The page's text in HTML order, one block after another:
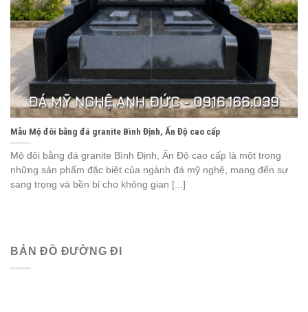
Mẫu Mộ đôi bằng đá granite Bình Định, Ấn Độ cao cấp
Mộ đôi bằng đá granite Bình Định, Ấn Độ cao cấp là một trong
những sản phẩm đặc biệt của ngành đá mỹ nghệ, mang đến sự
sang trọng và bền bỉ cho không gian [...]
BẢN ĐỒ ĐƯỜNG ĐI